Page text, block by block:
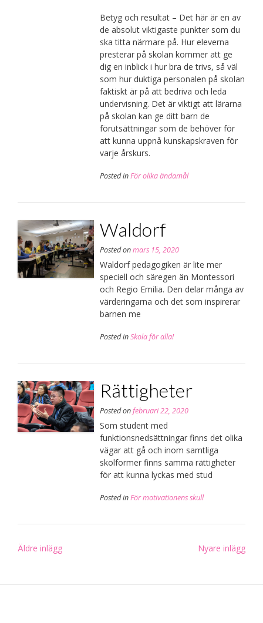
Betyg och resultat – Det här är en av
de absolut viktigaste punkter som du
ska titta närmare på. Hur eleverna
presterar på skolan kommer att ge
dig en inblick i hur bra de trivs, så väl
som hur duktiga personalen på skolan
faktiskt är på att bedriva och leda
undervisning. Det är viktigt att lärarna
på skolan kan ge ditt barn de
förutsättningar som de behöver för
att kunna uppnå kunskapskraven för
varje årskurs.
Posted inFör olika ändamål
Waldorf
Posted onmars 15, 2020
Waldorf pedagogiken är lite mer
speciell och säregen än Montessori
och Regio Emilia. Den delar många av
värderingarna och det som inspirerar
barnen me
Posted inSkola för alla!
Rättigheter
Posted onfebruari 22, 2020
Som student med
funktionsnedsättningar finns det olika
vägar att gå och inom samtliga
skolformer finns samma rättigheter
för att kunna lyckas med stud
Posted inFör motivationens skull
Inläggsnavigering
Äldre inlägg Nyare inlägg